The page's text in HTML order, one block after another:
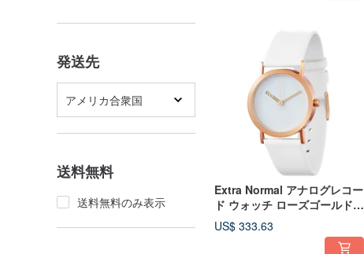
発送先
アメリカ合衆国
送料無料
送料無料のみ表示
Extra Normal アナログレコー
ド ウォッチ ローズゴールドケ
ース / ローズゴールド針 / ホ
ワイト本革カーフストラップ
US$ 333.63